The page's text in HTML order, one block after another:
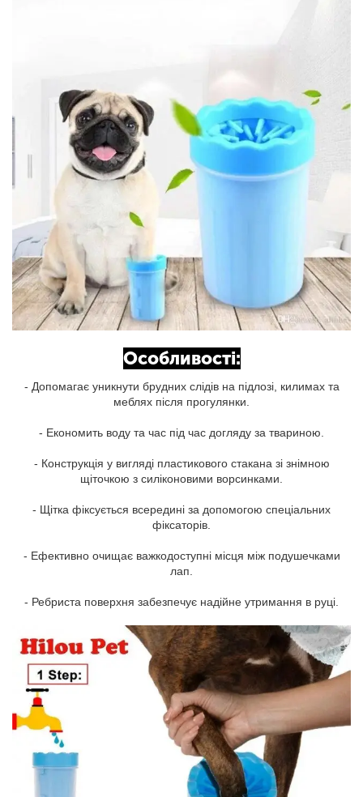
Особливості:
- Допомагає уникнути брудних слідів на підлозі, килимах та
меблях після прогулянки.
- Економить воду та час під час догляду за твариною.
- Конструкція у вигляді пластикового стакана зі знімною
щіточкою з силіконовими ворсинками.
- Щітка фіксується всередині за допомогою спеціальних
фіксаторів.
- Ефективно очищає важкодоступні місця між подушечками
лап.
- Ребриста поверхня забезпечує надійне утримання в руці.